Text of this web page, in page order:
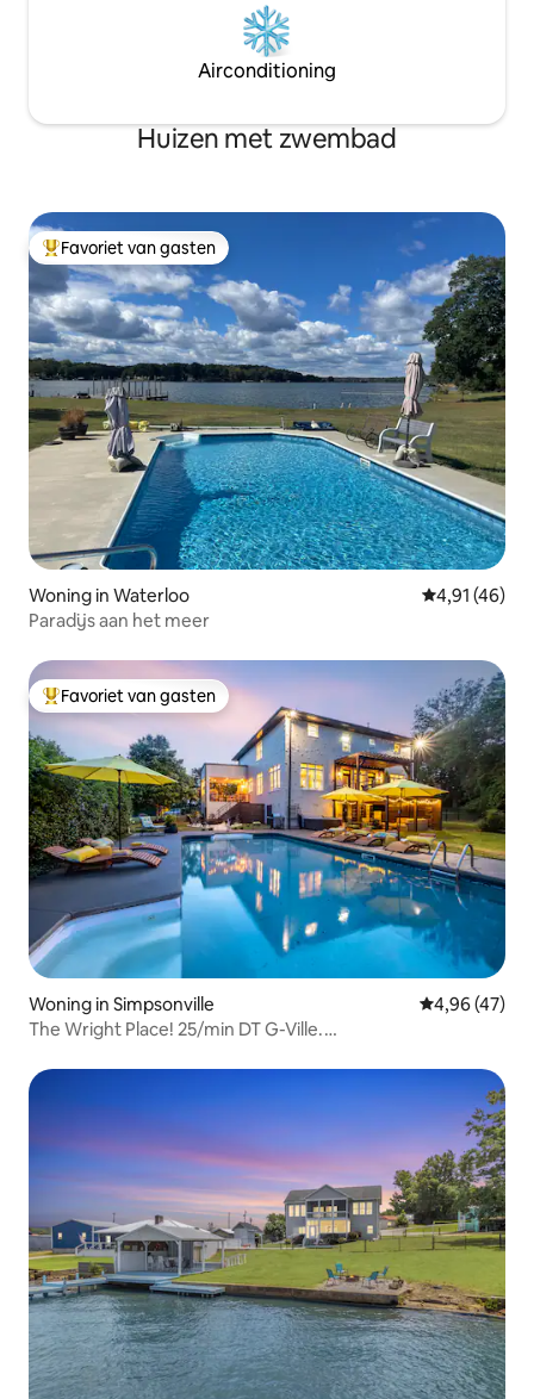
Airconditioning
Huizen met zwembad
Topfavoriet van gasten
Favoriet van gasten
Woning in Waterloo Gemiddelde
4,91 (46)
Paradijs aan het meer
Topfavoriet van gasten
Favoriet van gasten
Woning in Simpsonville Gemiddelde
4,96 (47)
The Wright Place! 25/min DT G-Ville.